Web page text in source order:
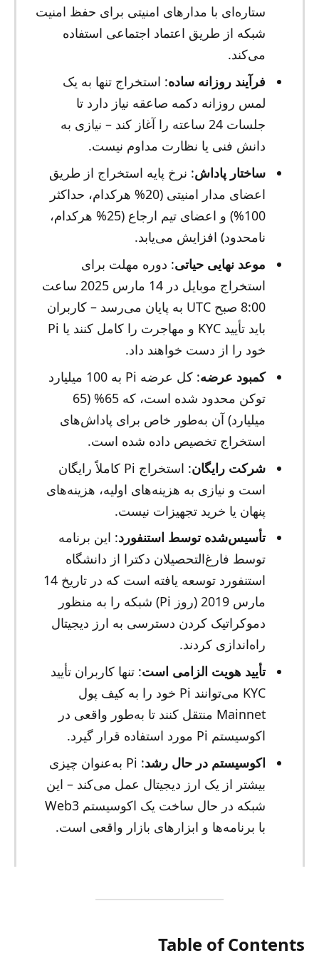
ستاره‌ای با مدارهای امنیتی برای حفظ امنیت
شبکه از طریق اعتماد اجتماعی استفاده
می‌کند.
فرآیند روزانه ساده: استخراج تنها به یک
لمس روزانه دکمه صاعقه نیاز دارد تا
جلسات 24 ساعته را آغاز کند – نیازی به
دانش فنی یا نظارت مداوم نیست.
ساختار پاداش: نرخ پایه استخراج از طریق
اعضای مدار امنیتی (20% هرکدام، حداکثر
100%) و اعضای تیم ارجاع (25% هرکدام،
نامحدود) افزایش می‌یابد.
موعد نهایی حیاتی: دوره مهلت برای
استخراج موبایل در 14 مارس 2025 ساعت
8:00 صبح UTC به پایان می‌رسد – کاربران
باید تأیید KYC و مهاجرت را کامل کنند یا Pi
خود را از دست خواهند داد.
کمبود عرضه
: کل عرضه Pi به 100 میلیارد
توکن محدود شده است، که 65% (65
میلیارد) آن به‌طور خاص برای پاداش‌های
استخراج تخصیص داده شده است.
شرکت رایگان
: استخراج Pi کاملاً رایگان
است و نیازی به هزینه‌های اولیه، هزینه‌های
پنهان یا خرید تجهیزات نیست.
تأسیس‌شده توسط استنفورد: این برنامه
توسط فارغ‌التحصیلان دکترا از دانشگاه
استنفورد توسعه یافته است که در تاریخ 14
مارس 2019 (روز Pi) شبکه را به منظور
دموکراتیک کردن دسترسی به ارز دیجیتال
راه‌اندازی کردند.
تأیید هویت الزامی است: تنها کاربران تأیید
KYC می‌توانند Pi خود را به کیف پول
Mainnet منتقل کنند تا به‌طور واقعی در
اکوسیستم Pi مورد استفاده قرار گیرد.
اکوسیستم در حال رشد
: Pi به‌عنوان چیزی
بیشتر از یک ارز دیجیتال عمل می‌کند – این
شبکه در حال ساخت یک اکوسیستم Web3
با برنامه‌ها و ابزارهای بازار واقعی است.
Table of Contents